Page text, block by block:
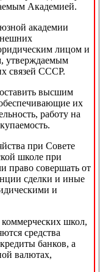
Академией.
академии
лицом и
утверждаемым
связей СССР.
высшим
их
работу на
при Совете
школе при
право совершать от
сделки и иные
и
школ,
средства
банков, а
валютах,